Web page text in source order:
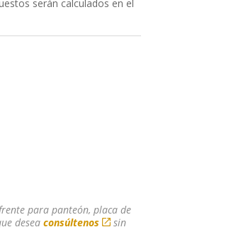
serán calculados en el
para panteón, placa de
desea consúltenos
sin